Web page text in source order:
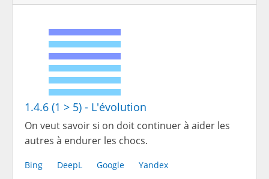
1.4.6 (1 > 5) - L'évolution
On veut savoir si on doit continuer à aider les
autres à endurer les chocs.
Bing DeepL Google Yandex